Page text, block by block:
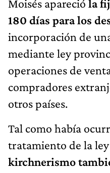
Moisés apareció la
180 días para los
incorporación de
mediante ley
operaciones de
compradores
otros países.
Tal como había
tratamiento de la ley
kirchnerismo